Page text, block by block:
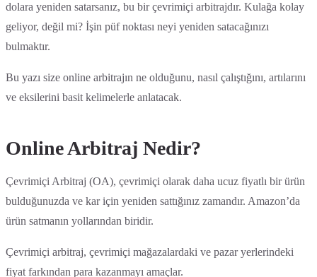
dolara yeniden satarsanız, bu bir çevrimiçi arbitrajdır. Kulağa kolay
geliyor, değil mi? İşin püf noktası neyi yeniden satacağınızı
bulmaktır.
Bu yazı size online arbitrajın ne olduğunu, nasıl çalıştığını, artılarını
ve eksilerini basit kelimelerle anlatacak.
Online Arbitraj Nedir?
Çevrimiçi Arbitraj (OA), çevrimiçi olarak daha ucuz fiyatlı bir ürün
bulduğunuzda ve kar için yeniden sattığınız zamandır. Amazon’da
ürün satmanın yollarından biridir.
Çevrimiçi arbitraj, çevrimiçi mağazalardaki ve pazar yerlerindeki
fiyat farkından para kazanmayı amaçlar.